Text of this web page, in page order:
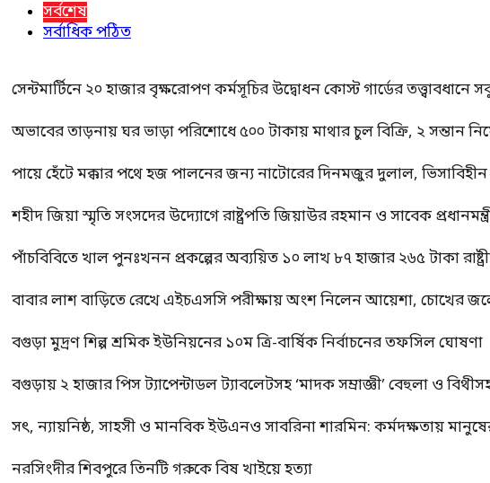
সর্বশেষ
সর্বাধিক পঠিত
সেন্টমার্টিনে ২০ হাজার বৃক্ষরোপণ কর্মসূচির উদ্বোধন কোস্ট গার্ডের
অভাবের তাড়নায় ঘর ভাড়া পরিশোধে ৫০০ টাকায় মাথার চুল বিক্রি, ২ সন্তান
পায়ে হেঁটে মক্কার পথে হজ পালনের জন্য নাটোরের দিনমজুর দুলাল,
শহীদ জিয়া স্মৃতি সংসদের উদ্যোগে রাষ্ট্রপতি জিয়াউর রহমান ও সাবেক
পাঁচবিবিতে খাল পুনঃখনন প্রকল্পের অব্যয়িত ১০ লাখ ৮৭ হাজার ২৬৫ টাকা
বাবার লাশ বাড়িতে রেখে এইচএসসি পরীক্ষায় অংশ নিলেন আয়েশা, চোখের
বগুড়া মুদ্রণ শিল্প শ্রমিক ইউনিয়নের ১০ম ত্রি-বার্ষিক নির্বাচনের তফসিল ঘোষণা
বগুড়ায় ২ হাজার পিস ট্যাপেন্টাডল ট্যাবলেটসহ ‘মাদক সম্রাজ্ঞী’ বেহুলা ও
সৎ, ন্যায়নিষ্ঠ, সাহসী ও মানবিক ইউএনও সাবরিনা শারমিন: কর্মদক্ষতায়
নরসিংদীর শিবপুরে তিনটি গরুকে বিষ খাইয়ে হত্যা